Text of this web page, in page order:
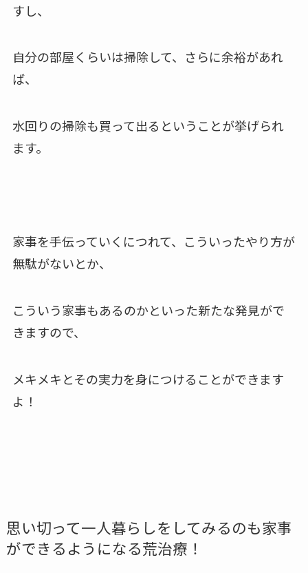
すし、
自分の部屋くらいは掃除して、さらに余裕があれ
ば、
水回りの掃除も買って出るということが挙げられ
ます。
家事を手伝っていくにつれて、こういったやり方が
無駄がないとか、
こういう家事もあるのかといった新たな発見がで
きますので、
メキメキとその実力を身につけることができます
よ！
思い切って一人暮らしをしてみるのも家事
ができるようになる荒治療！